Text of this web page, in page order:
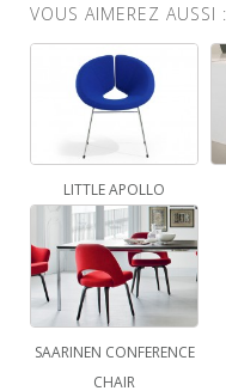
VOUS AIMEREZ AUSSI :
LITTLE APOLLO
SAARINEN CONFERENCE
CHAIR